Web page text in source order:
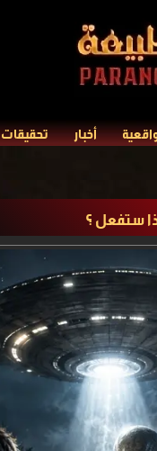
أخبار تحقيقات
ستفعل ؟